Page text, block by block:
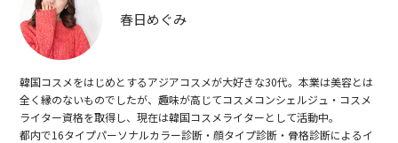
春日めぐみ
韓国コスメをはじめとするアジアコスメが大好きな30代。本業は美容とは
全く縁のないものでしたが、趣味が高じてコスメコンシェルジュ・コスメ
ライター資格を取得し、現在は韓国コスメライターとして活動中。
都内で16タイプパーソナルカラー診断・顔タイプ診断・骨格診断によるイ